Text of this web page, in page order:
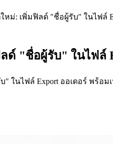
ใหม่: เพิ่มฟิลด์ "ชื่อผู้รับ" ในไฟล์
ด์ "ชื่อผู้รับ" ในไฟล์
บ" ในไฟล์ Export ออเดอร์ พ